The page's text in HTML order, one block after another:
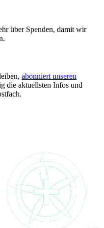
über Spenden, damit wir
abonniert unseren
die aktuellsten Infos und